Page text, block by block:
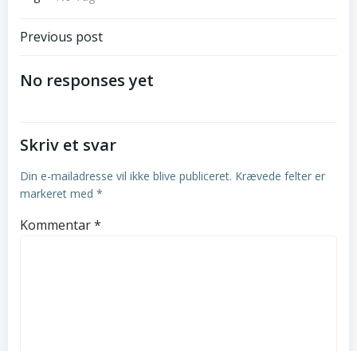
Post
navigation
Previous post
No responses yet
Skriv et svar
Din e-mailadresse vil ikke blive publiceret. Krævede felter er
markeret med *
Kommentar*